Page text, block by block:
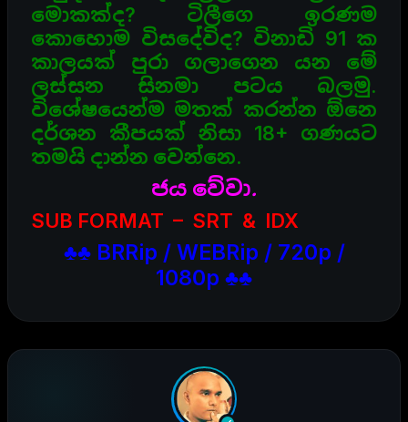
මොකක්ද? ටිලීගෙ ඉරණම
කොහොම විසදේවිද? විනාඩි 91 ක
කාලයක් පුරා ගලාගෙන යන මේ
ලස්සන සිනමා පටය බලමු.
විශේෂයෙන්ම මතක් කරන්න ඕනෙ
දර්ශන කීපයක් නිසා 18+ ගණයට
තමයි දාන්න වෙන්නෙ.
ජය වේවා.
SUB FORMAT – SRT & IDX
♣♣ BRRip / WEBRip / 720p /
1080p ♣♣